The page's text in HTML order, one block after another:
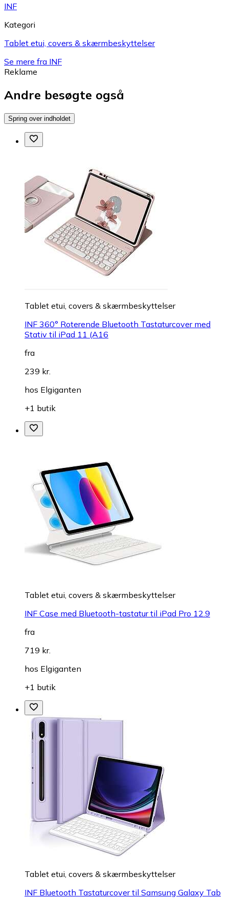
INF
Kategori
Tablet etui, covers & skærmbeskyttelser
Se mere fra INF
Reklame
Andre besøgte også
Spring over indholdet
Tablet etui, covers & skærmbeskyttelser
INF 360° Roterende Bluetooth Tastaturcover med
Stativ til iPad 11 (A16
fra
239 kr.
hos Elgiganten
+1 butik
Tablet etui, covers & skærmbeskyttelser
INF Case med Bluetooth-tastatur til iPad Pro 12.9
fra
719 kr.
hos Elgiganten
+1 butik
Tablet etui, covers & skærmbeskyttelser
INF Bluetooth Tastaturcover til Samsung Galaxy Tab